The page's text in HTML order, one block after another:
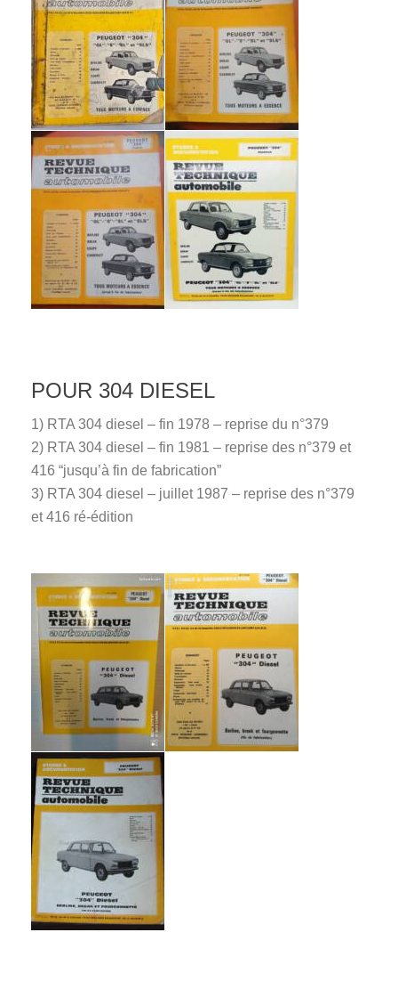
POUR 304 DIESEL
1) RTA 304 diesel – fin 1978 – reprise du n°379
2) RTA 304 diesel – fin 1981 – reprise des n°379 et
416 “jusqu’à fin de fabrication”
3) RTA 304 diesel – juillet 1987 – reprise des n°379
et 416 ré-édition